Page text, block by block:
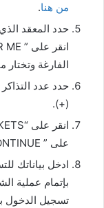
من هنا.
حدد المعقد
الفارغة وتختار
حدد عدد
(+).
على ” CONTINUE” لإتمام عملية الدفع إلكترونياً.
ادخل بياناتك
بإتمام عملية
تسجيل الدخول